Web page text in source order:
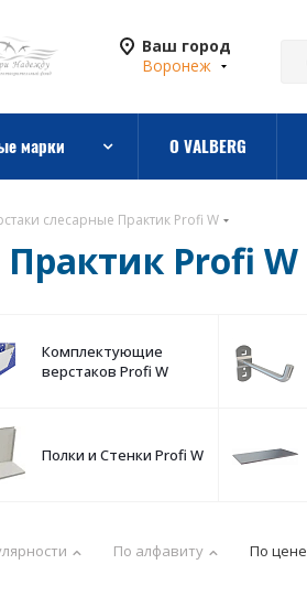
Ваш город
Воронеж
марки О VALBERG
слесарные Практик Profi W
Profi W
Комплектующие
верстаков Profi W
Полки и Стенки Profi W
По алфавиту По цене